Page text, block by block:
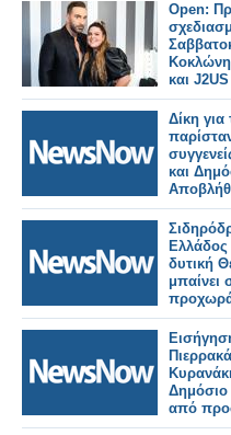
Open:
και
Δίκη
και
και το
δυτική
μπαίνει
σύνδεση
Δημόσιο
από
τις